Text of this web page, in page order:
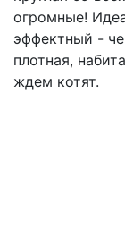
огромные!
эффектный -
плотная,
ждем котят.